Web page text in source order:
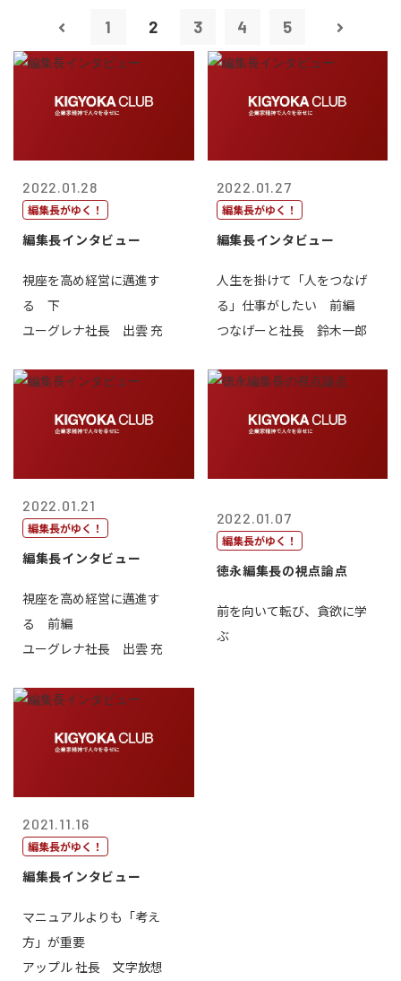
1 2 3 4 5
2022.01.28
編集長がゆく！
編集長インタビュー
視座を高め経営に邁進す
る 下
ユーグレナ社長 出雲 充
2022.01.27
編集長がゆく！
編集長インタビュー
人生を掛けて「人をつなげ
る」仕事がしたい 前編
つなげーと社長 鈴木一郎
2022.01.21
編集長がゆく！
編集長インタビュー
視座を高め経営に邁進す
る 前編
ユーグレナ社長 出雲 充
2022.01.07
編集長がゆく！
徳永編集長の視点論点
前を向いて転び、貪欲に学
ぶ
2021.11.16
編集長がゆく！
編集長インタビュー
マニュアルよりも「考え
方」が重要
アップル 社長 文字放想